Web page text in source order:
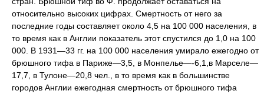
относительно высоких цифрах. Смертность от него за
последние годы составляет около 4,5 на 100 000 населения, в
то время как в Англии показатель этот спустился до 1,0 на 100
000. В 1931—33 гг. на 100 000 населения умирало ежегодно от
брюшного тифа в Париже—3,5, в Монпелье—-6,1,в Марселе—
17,7, в Тулоне—20,8 чел., в то время как в большинстве
городов Англии ежегодная смертность от брюшного тифа